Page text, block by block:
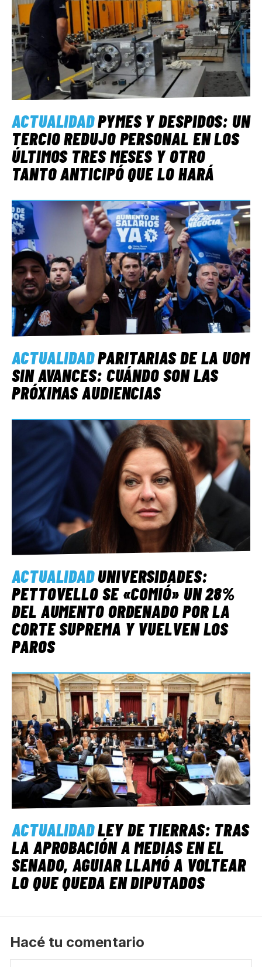
ACTUALIDADPYMES Y DESPIDOS: UN
TERCIO REDUJO PERSONAL EN LOS
ÚLTIMOS TRES MESES Y OTRO
TANTO ANTICIPÓ QUE LO HARÁ
ACTUALIDADPARITARIAS DE LA UOM
SIN AVANCES: CUÁNDO SON LAS
PRÓXIMAS AUDIENCIAS
ACTUALIDADUNIVERSIDADES:
PETTOVELLO SE «COMIÓ» UN 28%
DEL AUMENTO ORDENADO POR LA
CORTE SUPREMA Y VUELVEN LOS
PAROS
ACTUALIDADLEY DE TIERRAS: TRAS
LA APROBACIÓN A MEDIAS EN EL
SENADO, AGUIAR LLAMÓ A VOLTEAR
LO QUE QUEDA EN DIPUTADOS
Hacé tu comentario